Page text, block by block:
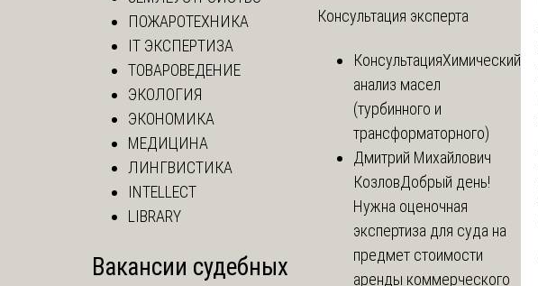
ПОЖАРОТЕХНИКА
IT ЭКСПЕРТИЗА
ТОВАРОВЕДЕНИЕ
ЭКОЛОГИЯ
ЭКОНОМИКА
МЕДИЦИНА
ЛИНГВИСТИКА
INTELLECT
LIBRARY
Вакансии судебных
Консультация эксперта
КонсультацияХимический
анализ масел
(турбинного и
трансформаторного)
Дмитрий Михайлович
КозловДобрый день!
Нужна оценочная
экспертиза для суда на
предмет стоимости
аренды коммерческого